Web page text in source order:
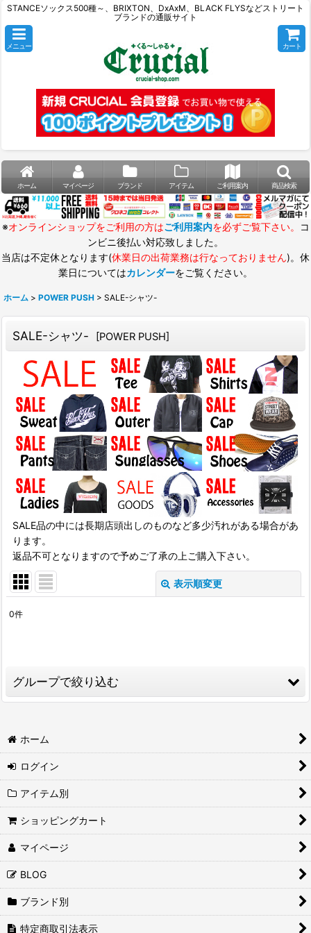
STANCEソックス500種～、BRIXTON、DxAxM、BLACK FLYSなどストリート
ブランドの通販サイト
メニュー カート
ホーム マイページ ブランド アイテム ご利用案内 商品検索
※オンラインショップをご利用の方はご利用案内を必ずご覧下さい。
コ
ンビニ後払い対応致しました。
当店は不定休となります(休業日の出荷業務は行なっておりません)。休
業日についてはカレンダーをご覧ください。
ホーム > POWER PUSH > SALE-シャツ-
SALE-シャツ- [POWER PUSH]
SALE品の中には長期店頭出しのものなど多少汚れがある場合があ
ります。
返品不可となりますので予めご了承の上ご購入下さい。
表示順変更
絞り込む
0件
グループで絞り込む
S/S T-SHIRT (半袖Tシャツ)
L/S T-SHIRT(長袖Tシャツ)
L/S SHIRTS (長袖シャツ)
SWEAT/FLEECE TOPS （トレーナー）
HOODIES (フードパーカー)
ホーム
ログイン
アイテム別
ショッピングカート
マイページ
BLOG
ブランド別
特定商取引法表示